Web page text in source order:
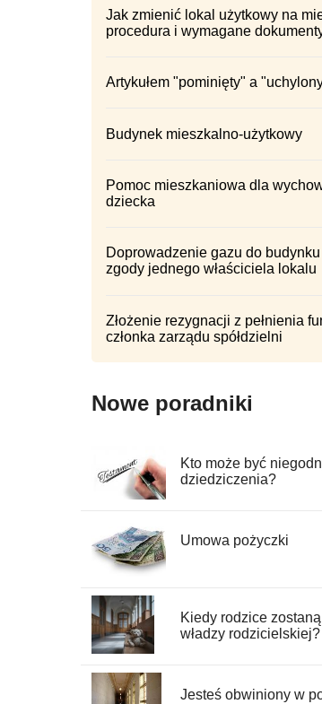
Jak zmienić lokal użytkowy na
procedura i wymagane
Artykułem "pominięty" a
Budynek mieszkalno-użytkowy
Pomoc mieszkaniowa dla
dziecka
Doprowadzenie gazu do
zgody jednego właściciela lokalu
Złożenie rezygnacji z pełnienia
członka zarządu spółdzielni
Nowe poradniki
Kto może być
dziedziczenia?
Umowa pożyczki
Kiedy rodzice
władzy rodzicielskiej?
Jesteś obwiniony w